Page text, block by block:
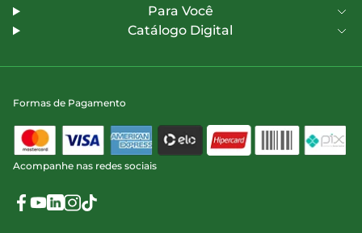
Para Você
Catálogo Digital
Formas de Pagamento
Acompanhe nas redes sociais